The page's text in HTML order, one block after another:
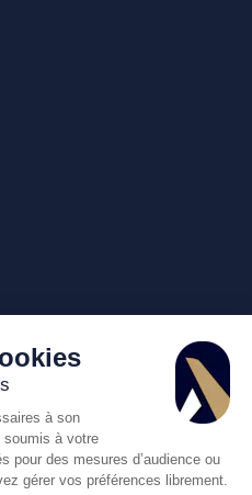
à son
soumis à votre
pour des mesures d’audience ou
gérer vos préférences librement.